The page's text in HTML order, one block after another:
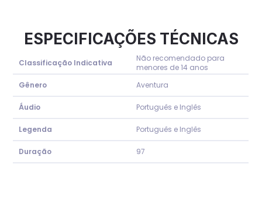
ESPECIFICAÇÕES TÉCNICAS
Classificação Indicativa
Não recomendado para
menores de 14 anos
Gênero
Aventura
Áudio Português e Inglês
Legenda Português e Inglês
Duração 97